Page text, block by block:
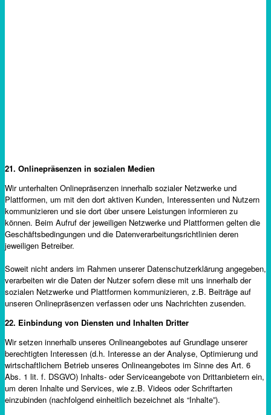
21. Onlinepräsenzen in sozialen Medien
Wir unterhalten Onlinepräsenzen innerhalb sozialer Netzwerke und
Plattformen, um mit den dort aktiven Kunden, Interessenten und Nutzern
kommunizieren und sie dort über unsere Leistungen informieren zu
können. Beim Aufruf der jeweiligen Netzwerke und Plattformen gelten die
Geschäftsbedingungen und die Datenverarbeitungsrichtlinien deren
jeweiligen Betreiber.
Soweit nicht anders im Rahmen unserer Datenschutzerklärung angegeben,
verarbeiten wir die Daten der Nutzer sofern diese mit uns innerhalb der
sozialen Netzwerke und Plattformen kommunizieren, z.B. Beiträge auf
unseren Onlinepräsenzen verfassen oder uns Nachrichten zusenden.
22. Einbindung von Diensten und Inhalten Dritter
Wir setzen innerhalb unseres Onlineangebotes auf Grundlage unserer
berechtigten Interessen (d.h. Interesse an der Analyse, Optimierung und
wirtschaftlichem Betrieb unseres Onlineangebotes im Sinne des Art. 6
Abs. 1 lit. f. DSGVO) Inhalts- oder Serviceangebote von Drittanbietern ein,
um deren Inhalte und Services, wie z.B. Videos oder Schriftarten
einzubinden (nachfolgend einheitlich bezeichnet als “Inhalte”).